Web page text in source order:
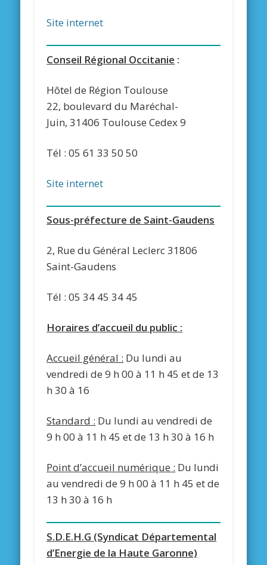
Site internet
Conseil Régional Occitanie :
Hôtel de Région Toulouse
22, boulevard du Maréchal-
Juin, 31406 Toulouse Cedex 9
Tél : 05 61 33 50 50
Site internet
Sous-préfecture de Saint-Gaudens
2, Rue du Général Leclerc 31806
Saint-Gaudens
Tél : 05 34 45 34 45
Horaires d’accueil du public :
Accueil général : Du lundi au
vendredi de 9 h 00 à 11 h 45 et de 13
h 30 à 16
Standard : Du lundi au vendredi de
9 h 00 à 11 h 45 et de 13 h 30 à 16 h
Point d’accueil numérique : Du lundi
au vendredi de 9 h 00 à 11 h 45 et de
13 h 30 à 16 h
S.D.E.H.G (Syndicat Départemental
d’Energie de la Haute Garonne)